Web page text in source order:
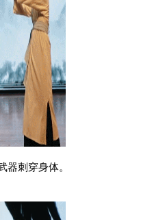
刺穿身体。